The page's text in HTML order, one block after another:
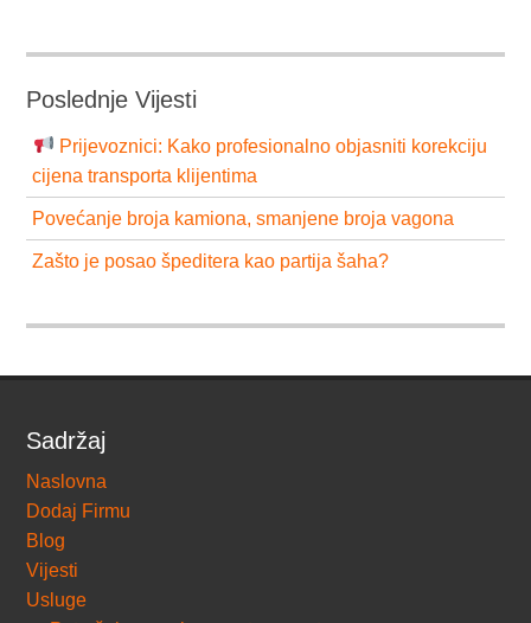
Poslednje Vijesti
Prijevoznici: Kako profesionalno objasniti korekciju
cijena transporta klijentima
Povećanje broja kamiona, smanjene broja vagona
Zašto je posao špeditera kao partija šaha?
Sadržaj
Naslovna
Dodaj Firmu
Blog
Vijesti
Usluge